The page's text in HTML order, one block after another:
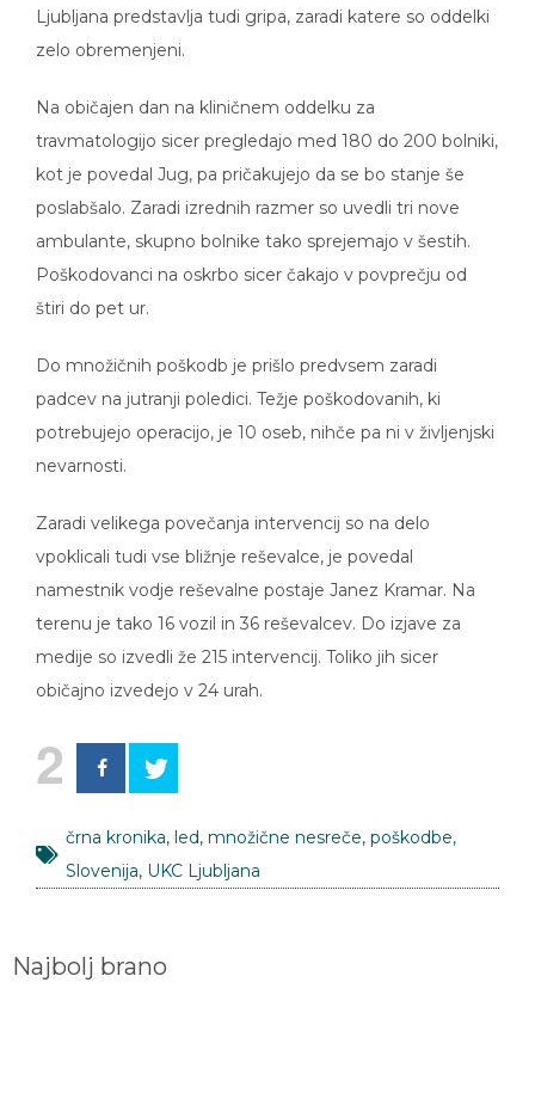
Ljubljana predstavlja tudi gripa, zaradi katere so oddelki
zelo obremenjeni.
Na običajen dan na kliničnem oddelku za
travmatologijo sicer pregledajo med 180 do 200 bolniki,
kot je povedal Jug, pa pričakujejo da se bo stanje še
poslabšalo. Zaradi izrednih razmer so uvedli tri nove
ambulante, skupno bolnike tako sprejemajo v šestih.
Poškodovanci na oskrbo sicer čakajo v povprečju od
štiri do pet ur.
Do množičnih poškodb je prišlo predvsem zaradi
padcev na jutranji poledici. Težje poškodovanih, ki
potrebujejo operacijo, je 10 oseb, nihče pa ni v življenjski
nevarnosti.
Zaradi velikega povečanja intervencij so na delo
vpoklicali tudi vse bližnje reševalce, je povedal
namestnik vodje reševalne postaje Janez Kramar. Na
terenu je tako 16 vozil in 36 reševalcev. Do izjave za
medije so izvedli že 215 intervencij. Toliko jih sicer
običajno izvedejo v 24 urah.
2
črna kronika, led, množične nesreče, poškodbe,
Slovenija, UKC Ljubljana
Najbolj brano